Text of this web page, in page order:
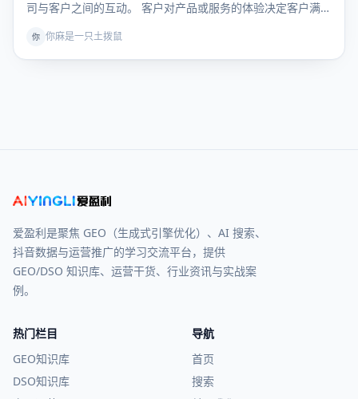
司与客户之间的互动。 客户对产品或服务的体验决定客户满
你 你麻是一只土拨鼠
爱盈利是聚焦 GEO（生成式引擎优化）、AI 搜索、
抖音数据与运营推广的学习交流平台，提供
GEO/DSO 知识库、运营干货、行业资讯与实战案
例。
热门栏目
GEO知识库
DSO知识库
导航
首页
搜索